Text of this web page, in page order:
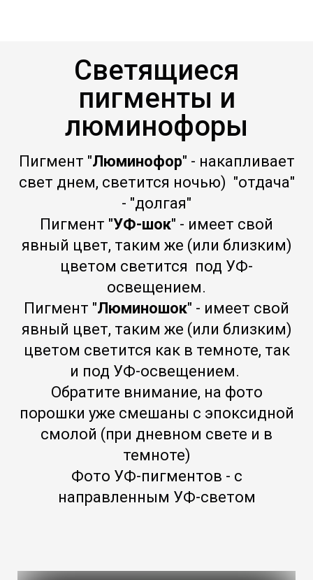
Светящиеся
пигменты и
люминофоры
Пигмент "Люминофор" - накапливает
свет днем, светится ночью) "отдача"
- "долгая"
Пигмент "УФ-шок" - имеет свой
явный цвет, таким же (или близким)
цветом светится под УФ-
освещением.
Пигмент "Люминошок" - имеет свой
явный цвет, таким же (или близким)
цветом светится как в темноте, так
и под УФ-освещением.
Обратите внимание, на фото
порошки уже смешаны с эпоксидной
смолой (при дневном свете и в
темноте)
Фото УФ-пигментов - с
направленным УФ-светом